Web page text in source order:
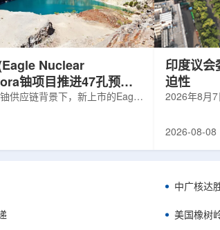
Nuclear
铀项目推进47孔预可
供应链背景下，新上市的Eagle
资源3275万磅、inferred
英尺的预可研钻探，待联邦与
，预计2027年下半年完成预可
补Yukuskokon Professional
与BBA USA、SLR I...
印度议会
迫性
2026年8月7
建项目将产
将拉长进
25GWe年
30%，须靠
赖。委员会
2026-08-08
中广核达
美国橡树